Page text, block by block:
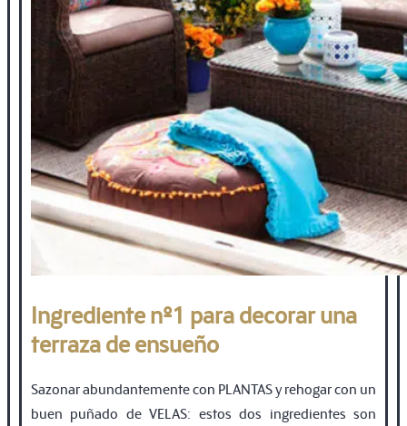
Ingrediente nº1 para decorar una
terraza de ensueño
Sazonar abundantemente con PLANTAS y rehogar con un
buen puñado de VELAS: estos dos ingredientes son